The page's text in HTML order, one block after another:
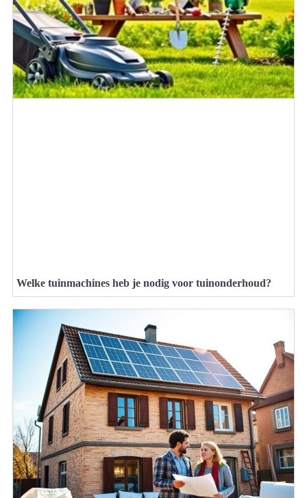
Welke tuinmachines heb je nodig voor tuinonderhoud?